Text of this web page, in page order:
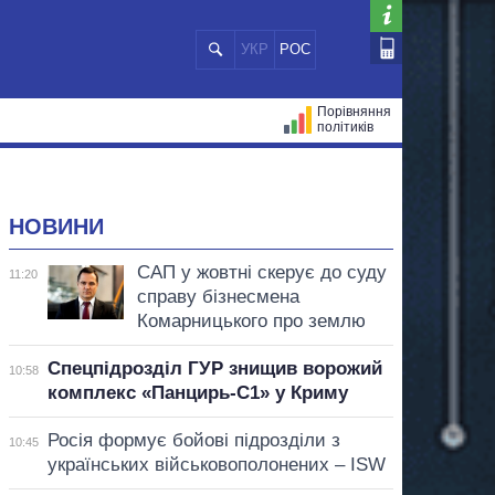
УКР РОС
Порівняння
політиків
НОВИНИ
11:20
САП у жовтні скерує до суду
справу бізнесмена
Комарницького про землю
10:58
Спецпідрозділ ГУР знищив ворожий
комплекс «Панцирь-С1» у Криму
10:45
Росія формує бойові підрозділи з
українських військовополонених – ISW